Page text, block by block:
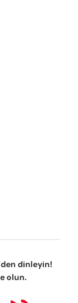
dinleyin!
olun.